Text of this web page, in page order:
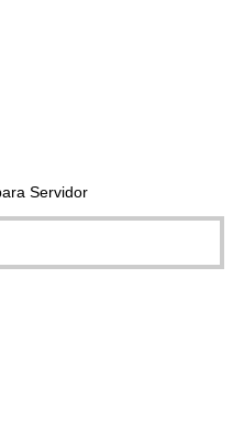
Servidor